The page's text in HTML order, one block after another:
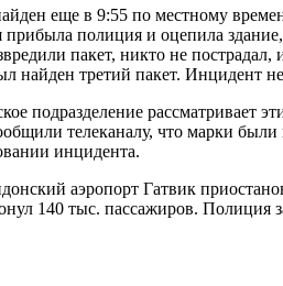
еще в 9:55 по местному
полиция и оцепила
пакет, никто не
найден третий пакет. Инцидент
подразделение рассматривает
телеканалу, что марки
инцидента.
аэропорт Гатвик
140 тыс. пассажиров. Полиция